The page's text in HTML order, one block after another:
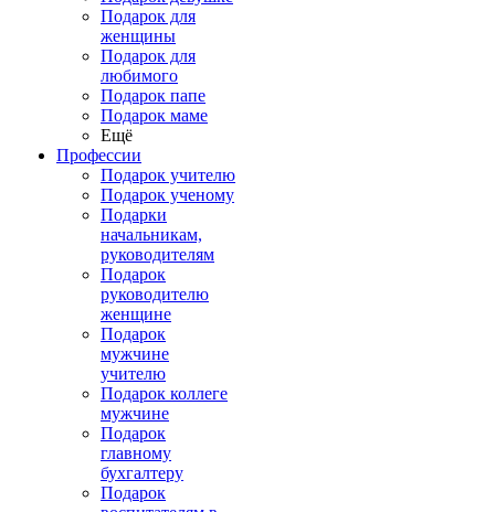
Подарок для
женщины
Подарок для
любимого
Подарок папе
Подарок маме
Ещё
Профессии
Подарок учителю
Подарок ученому
Подарки
начальникам,
руководителям
Подарок
руководителю
женщине
Подарок
мужчине
учителю
Подарок коллеге
мужчине
Подарок
главному
бухгалтеру
Подарок